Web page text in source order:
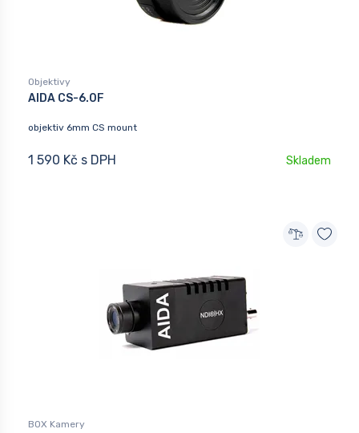
Objektivy
AIDA CS-6.0F
objektiv 6mm CS mount
1 590 Kč s DPH Skladem
BOX Kamery